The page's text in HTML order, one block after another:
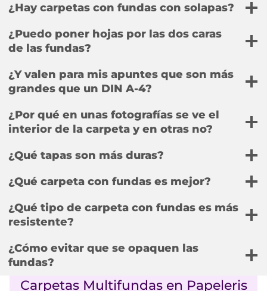
¿Hay carpetas con fundas con solapas?
¿Puedo poner hojas por las dos caras
de las fundas?
¿Y valen para mis apuntes que son más
grandes que un DIN A-4?
¿Por qué en unas fotografías se ve el
interior de la carpeta y en otras no?
¿Qué tapas son más duras?
¿Qué carpeta con fundas es mejor?
¿Qué tipo de carpeta con fundas es más
resistente?
¿Cómo evitar que se opaquen las
fundas?
Carpetas Multifundas en Papeleris